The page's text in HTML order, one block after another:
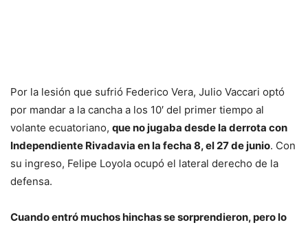
Por la lesión que sufrió Federico Vera, Julio Vaccari optó
por mandar a la cancha a los 10′ del primer tiempo al
volante ecuatoriano, que no jugaba desde la derrota con
Independiente Rivadavia en la fecha 8, el 27 de junio. Con
su ingreso, Felipe Loyola ocupó el lateral derecho de la
defensa.
Cuando entró muchos hinchas se sorprendieron, pero lo